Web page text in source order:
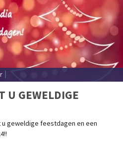
U GEWELDIGE
u geweldige feestdagen en een